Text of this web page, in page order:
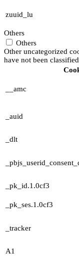
zuuid_lu
Others
Others
Other uncategorized
have not been
__amc
_auid
_dlt
_pk_id.1.0cf3
_pk_ses.1.0cf3
_tracker
A1